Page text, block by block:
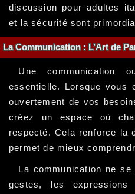
discussion pour adultes
et la sécurité sont
La Communication : L’Art de
Une communication
essentielle. Lorsque vous
ouvertement de vos
créez un espace où
respecté. Cela renforce la
permet de mieux
La communication ne
gestes, les